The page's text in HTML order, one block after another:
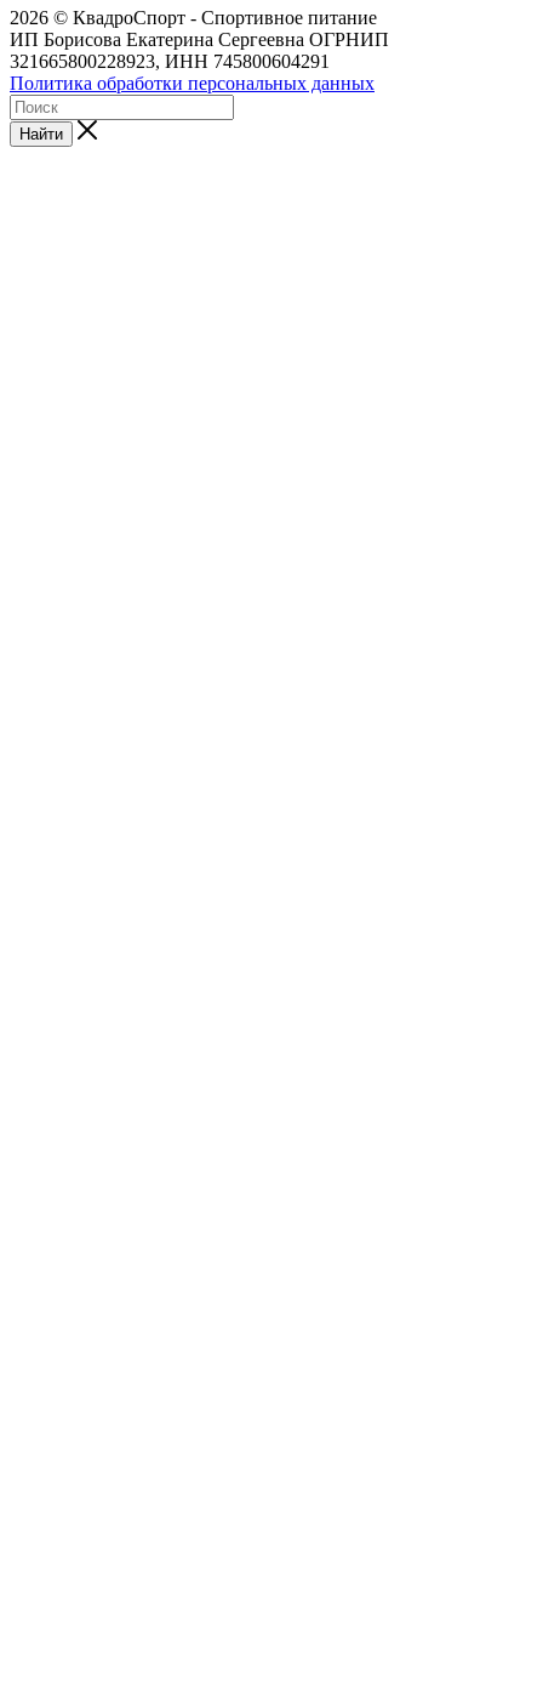
2026 © КвадроСпорт - Спортивное питание
ИП Борисова Екатерина Сергеевна ОГРНИП
321665800228923, ИНН 745800604291
Политика обработки персональных данных
Найти